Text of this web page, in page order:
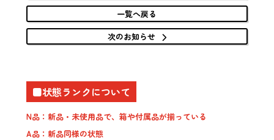
一覧へ戻る
次のお知らせ
■状態ランクについて
N品：新品・未使用品で、箱や付属品が揃っている
A品：新品同様の状態